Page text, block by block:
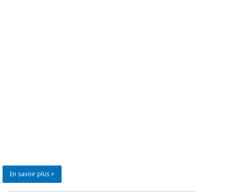
En savoir plus +